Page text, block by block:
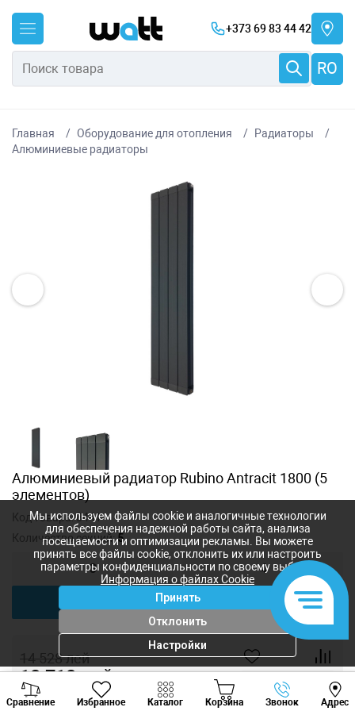
+373 69 83 44 42
RO
Главная Оборудование для отопления
Радиаторы
Алюминиевые радиаторы
Алюминиевый радиатор Rubino Antracit 1800 (5
элементов)
Код товара:8441
Количество секций:5
3 4
14 528лей
12 712лей
Сравнение Избранное Каталог Корзина Звонок Адрес
Viber Whatsapp
Мы используем файлы cookie и аналогичные технологии
для обеспечения надежной работы сайта, анализа
посещаемости и оптимизации рекламы. Вы можете
принять все файлы cookie, отклонить их или настроить
параметры конфиденциальности по своему выбору.
Информация о файлах Cookie
Принять
Отклонить
Настройки